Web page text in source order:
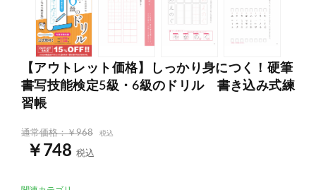
【アウトレット価格】しっかり身につく！硬筆
書写技能検定5級・6級のドリル 書き込み式練
習帳
通常価格：￥968 税込
￥748 税込